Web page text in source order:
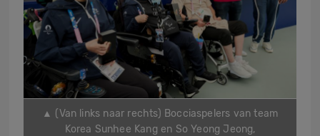
▲ (Van links naar rechts) Bocciaspelers van team
Korea Sunhee Kang en So Yeong Jeong,